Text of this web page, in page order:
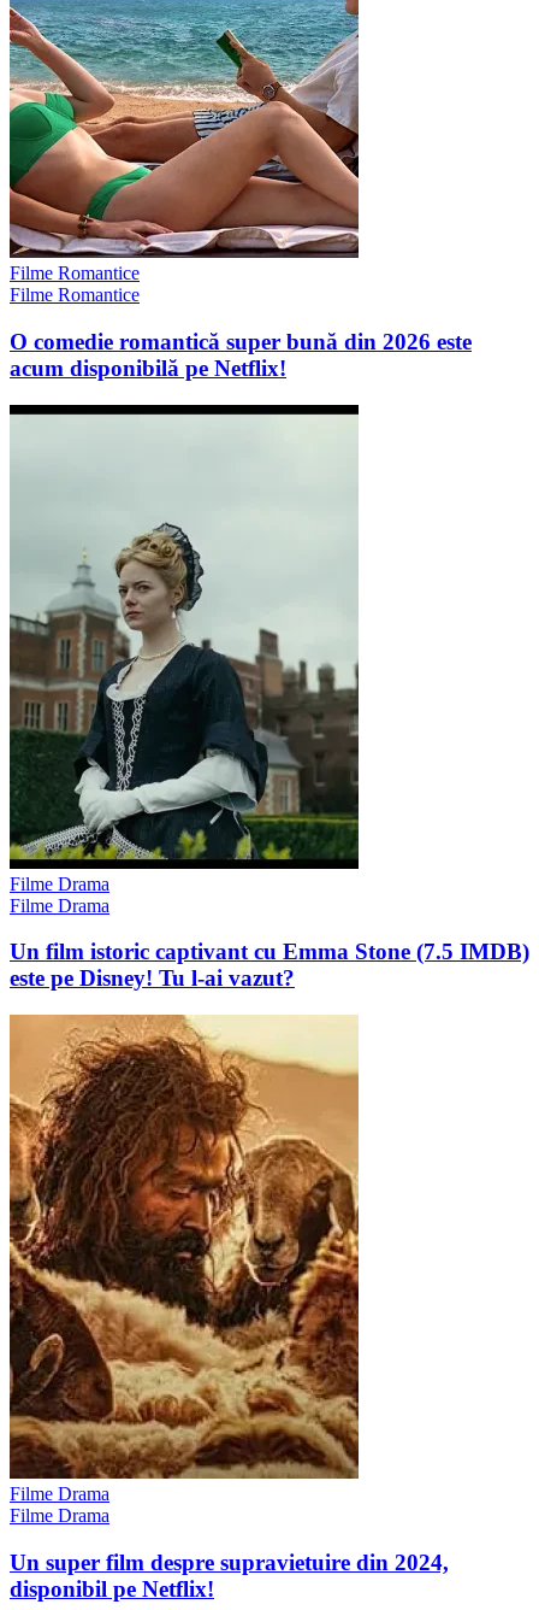
Filme Romantice
Filme Romantice
O comedie romantică super bună din 2026 este
acum disponibilă pe Netflix!
Filme Drama
Filme Drama
Un film istoric captivant cu Emma Stone (7.5 IMDB)
este pe Disney! Tu l-ai vazut?
Filme Drama
Filme Drama
Un super film despre supravietuire din 2024,
disponibil pe Netflix!